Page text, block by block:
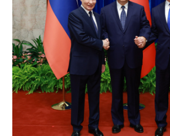
文化 书画 健康
访谈 视频 图片
法律 中央文件 金融
食品 人居 信息
学术中国 乡村振兴 银龄
旅游 能源